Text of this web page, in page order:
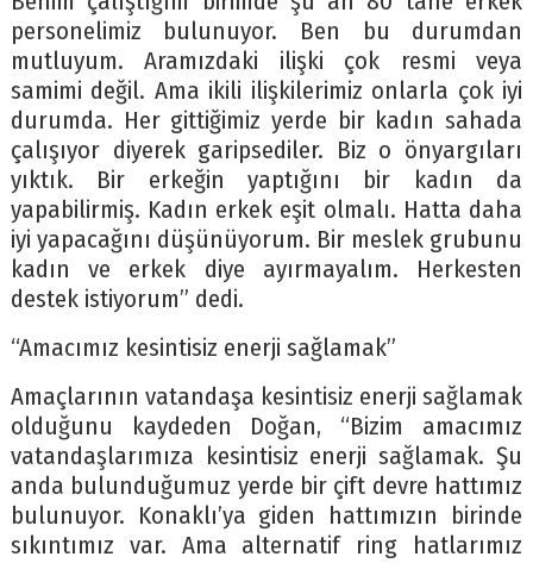
personelimiz bulunuyor. Ben bu durumdan
mutluyum. Aramızdaki ilişki çok resmi veya
samimi değil. Ama ikili ilişkilerimiz onlarla çok iyi
durumda. Her gittiğimiz yerde bir kadın sahada
çalışıyor diyerek garipsediler. Biz o önyargıları
yıktık. Bir erkeğin yaptığını bir kadın da
yapabilirmiş. Kadın erkek eşit olmalı. Hatta daha
iyi yapacağını düşünüyorum. Bir meslek grubunu
kadın ve erkek diye ayırmayalım. Herkesten
destek istiyorum” dedi.
“Amacımız kesintisiz enerji sağlamak”
Amaçlarının vatandaşa kesintisiz enerji sağlamak
olduğunu kaydeden Doğan, “Bizim amacımız
vatandaşlarımıza kesintisiz enerji sağlamak. Şu
anda bulunduğumuz yerde bir çift devre hattımız
bulunuyor. Konaklı’ya giden hattımızın birinde
sıkıntımız var. Ama alternatif ring hatlarımız